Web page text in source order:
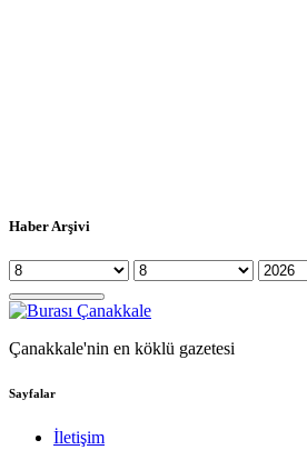
Haber Arşivi
Çanakkale'nin en köklü gazetesi
Sayfalar
İletişim